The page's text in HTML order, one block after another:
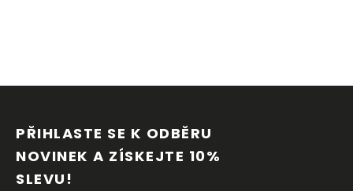
PŘIHLASTE SE K ODBĚRU
NOVINEK A ZÍSKEJTE 10%
SLEVU!